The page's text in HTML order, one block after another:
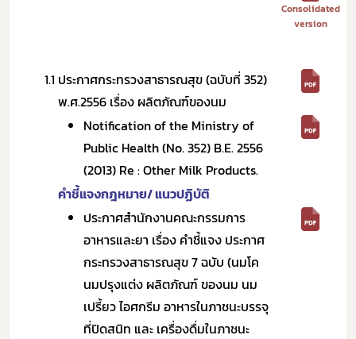
Consolidated
version
1.1 ประกาศกระทรวงสาธารณสุข (ฉบับที่ 352)
พ.ศ.2556 เรื่อง ผลิตภัณฑ์ของนม
Notification of the Ministry of
Public Health (No. 352) B.E. 2556
(2013) Re : Other Milk Products.
คำชี้แจงกฎหมาย/ แนวปฏิบัติ
ประกาศสำนักงานคณะกรรมการ
อาหารและยา เรื่อง คำชี้แจง ประกาศ
กระทรวงสาธารณสุข 7 ฉบับ (นมโค
นมปรุงแต่ง ผลิตภัณฑ์ ของนม นม
เปรี้ยว ไอศกรีม อาหารในภาชนะบรรจุ
ที่ปิดสนิท และ เครื่องดื่มในภาชนะ